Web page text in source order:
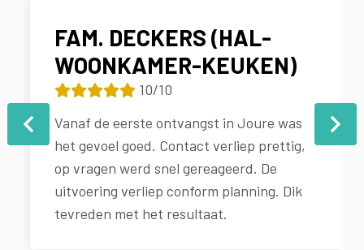
FAM. DECKERS (HAL-
WOONKAMER-KEUKEN)
10/10
Vanaf de eerste ontvangst in Joure was
het gevoel goed. Contact verliep prettig,
op vragen werd snel gereageerd. De
uitvoering verliep conform planning. Dik
tevreden met het resultaat.